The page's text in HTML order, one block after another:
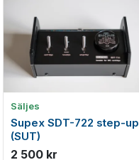
Säljes
Supex SDT-722 step-up
(SUT)
2 500 kr